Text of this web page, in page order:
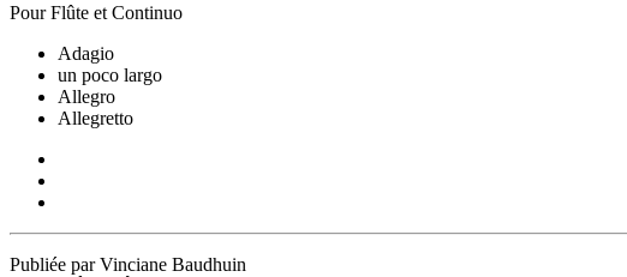
Pour Flûte et Continuo
Adagio
un poco largo
Allegro
Allegretto
Publiée par Vinciane Baudhuin